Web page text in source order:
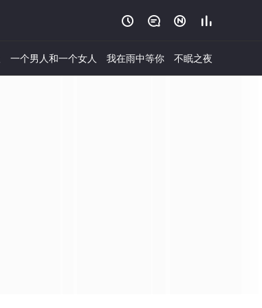
   
一个男人和一个女人 我在雨中等你 不眠之夜